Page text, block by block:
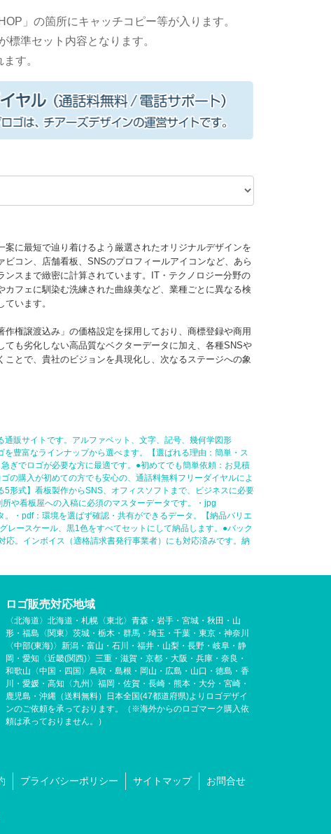
」の箇所にキャッチコピー等が入ります。
準セット内容となります。
す。
に最短で辿り着けるよう厳選されたオリジナルデザインを
コン、店舗看板、SNSのプロフィールアイコンなど、あら
スまで緻密に計算されています。IT・テクノロジー分野の
フェに馴染む洗練された曲線美など、業種ごとに異なる検
います。
権譲渡込み」の価格設定を採用しており、商標登録や商用
も劣化しない高品質なベクターデータに加え、各種SNSや
とで、貴社のビジョンを具現化し、次なるステージへの象
販サイトです。アルファベット、文字、記号、幾何学図形
豊富なラインナップから選べます。【選ばれる理由：簡単・ス
ぎでロゴが必要な方に最適です。●初めてでも簡単依頼：お見積
の購入が初めての方でも安心の、通話料無料フリーダイヤルによ
形式】看板製作からSNS、オフィスソフトまで、ビジネスに必要
や看板屋への入稿に必須のマスターデータです。・jpg
・pdf：環境を選ばず確認・共有ができるデータ。【納品バリエ
ースケール、黒1色をすべてセットにして納品します。●バック
。インボイス（適格請求書発行事業者）にも対応済みです。納
ロゴ販売対応地域
〈北海道〉北海道・札幌〈東北〉青森・岩手・宮城・秋田・山
形・福島〈関東〉茨城・栃木・群馬・埼玉・千葉・東京・神奈川
〈中部(東海)〉新潟・富山・石川・福井・山梨・長野・岐阜・静
岡・愛知〈近畿(関西)〉三重・滋賀・京都・大阪・兵庫・奈良・
和歌山〈中国・四国〉鳥取・島根・岡山・広島・山口・徳島・香
川・愛媛・高知〈九州〉福岡・佐賀・長崎・熊本・大分・宮崎・
鹿児島・沖縄（送料無料）日本全国(47都道府県)よりロゴデザイ
ンのご依頼を承っております。（※海外からのロゴマーク購入依
頼は承っておりません。）
プライバシーポリシー サイトマップ
お問合せ